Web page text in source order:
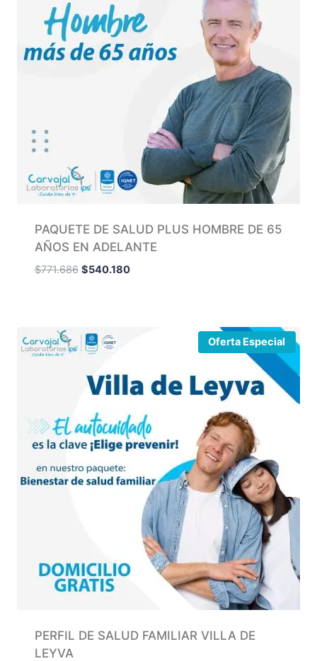
PAQUETE DE SALUD PLUS HOMBRE DE 65
AÑOS EN ADELANTE
$771.686 $540.180
Oferta Especial
PERFIL DE SALUD FAMILIAR VILLA DE
LEYVA